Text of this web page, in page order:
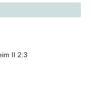
II 2:3